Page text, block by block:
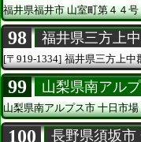
福井県福井市山室町第４４号
98 福井県三方上
[〒919-1334] 福井県三方上中
99 山梨県南アル
山梨県南アルプス市十日市場
100 長野県須坂市